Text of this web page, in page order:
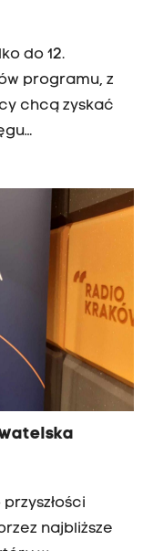
do 12.
programu, z
chcą zyskać
najbliższe